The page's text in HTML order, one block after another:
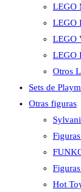
LEGO
LEGO
LEGO
LEGO
Otros
Sets de
Otras figuras
Hot